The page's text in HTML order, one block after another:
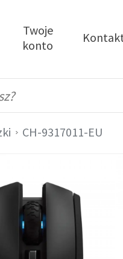
Twoje
konto
CH-9317011-EU